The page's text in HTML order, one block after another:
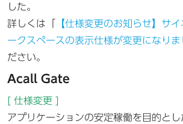
した。
詳しくは「
【仕様変更のお知らせ】サ
ークスペースの表示仕様が変更になりま
ださい。
Acall Gate
[ 仕様変更 ]
アプリケーションの安定稼働を目的と